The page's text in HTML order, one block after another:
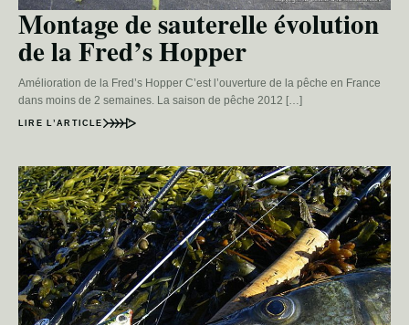
Montage de sauterelle évolution
de la Fred’s Hopper
Amélioration de la Fred’s Hopper C’est l’ouverture de la pêche en France
dans moins de 2 semaines. La saison de pêche 2012 […]
LIRE L’ARTICLE